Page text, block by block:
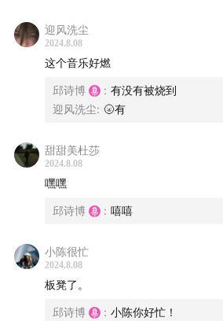
迎风洗尘
2024.8.08
这个音乐好燃
邱诗博 : 有没有被烧到
迎风洗尘: 🌝有
甜甜美杜莎
2024.8.08
嘿嘿
邱诗博 : 嘻嘻
小陈很忙
2024.8.08
板凳了。
邱诗博 : 小陈你好忙！